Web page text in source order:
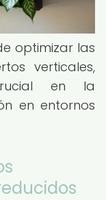
optimizar las
verticales,
en la
en entornos